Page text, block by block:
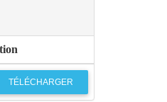
TÉLÉCHARGER